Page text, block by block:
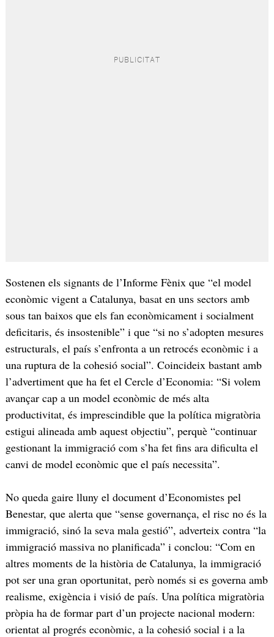
Sostenen els signants de l’Informe Fènix que “el model
econòmic vigent a Catalunya, basat en uns sectors amb
sous tan baixos que els fan econòmicament i socialment
deficitaris, és insostenible” i que “si no s’adopten mesures
estructurals, el país s’enfronta a un retrocés econòmic i a
una ruptura de la cohesió social”. Coincideix bastant amb
l’advertiment que ha fet el Cercle d’Economia: “Si volem
avançar cap a un model econòmic de més alta
productivitat, és imprescindible que la política migratòria
estigui alineada amb aquest objectiu”, perquè “continuar
gestionant la immigració com s’ha fet fins ara dificulta el
canvi de model econòmic que el país necessita”.
No queda gaire lluny el document d’Economistes pel
Benestar, que alerta que “sense governança, el risc no és la
immigració, sinó la seva mala gestió”, adverteix contra “la
immigració massiva no planificada” i conclou: “Com en
altres moments de la història de Catalunya, la immigració
pot ser una gran oportunitat, però només si es governa amb
realisme, exigència i visió de país. Una política migratòria
pròpia ha de formar part d’un projecte nacional modern:
orientat al progrés econòmic, a la cohesió social i a la